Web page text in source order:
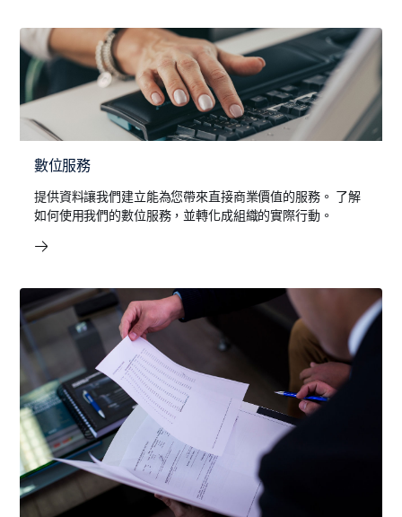
數位服務
提供資料讓我們建立能為您帶來直接商業價值的服務。 了解
如何使用我們的數位服務，並轉化成組織的實際行動。